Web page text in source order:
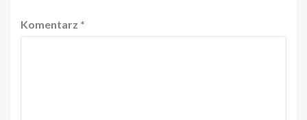
Komentarz *